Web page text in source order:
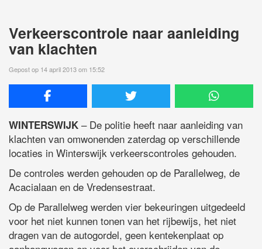
Verkeerscontrole naar aanleiding
van klachten
Gepost op 14 april 2013 om 15:52
WINTERSWIJK – De politie heeft naar aanleiding van
klachten van omwonenden zaterdag op verschillende
locaties in Winterswijk verkeerscontroles gehouden.
De controles werden gehouden op de Parallelweg, de
Acacialaan en de Vredensestraat.
Op de Parallelweg werden vier bekeuringen uitgedeeld
voor het niet kunnen tonen van het rijbewijs, het niet
dragen van de autogordel, geen kentekenplaat op